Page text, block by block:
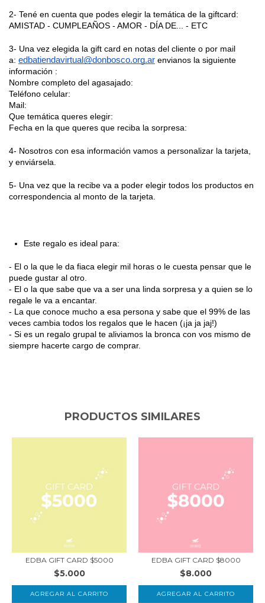
2- Tené en cuenta que podes elegir la temática de la giftcard:
AMISTAD - CUMPLEAÑOS - AMOR - DÍA DE... - ETC
3- Una vez elegida la gift card en notas del cliente o por mail
a: edbatiendavirtual@donbosco.org.ar envianos la siguiente
información :
Nombre completo del agasajado:
Teléfono celular:
Mail:
Que temática queres elegir:
Fecha en la que queres que reciba la sorpresa:
4- Nosotros con esa información vamos a personalizar la tarjeta,
y enviársela.
5- Una vez que la recibe va a poder elegir todos los productos en
correspondencia al monto de la tarjeta.
Este regalo es ideal para:
- El o la que le da fiaca elegir mil horas o le cuesta pensar que le
puede gustar al otro.
- El o la que sabe que va a ser una linda sorpresa y a quien se lo
regale le va a encantar.
- La que conoce mucho a esa persona y sabe que el 99% de las
veces cambia todos los regalos que le hacen (¡ja ja jaj!)
- Si es un regalo grupal te aliviamos la bronca con vos mismo de
siempre hacerte cargo de comprar.
PRODUCTOS SIMILARES
EDBA GIFT CARD $5000
$5.000
EDBA GIFT CARD $8000
$8.000